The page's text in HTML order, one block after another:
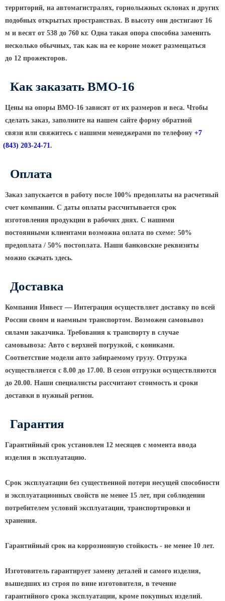
ОСФК Светофорные стойки
Складывающиеся опоры освещения
ОГКС Опоры граненые конические
складывающиеся
складывающиеся
ПФГ Опоры граненые
складывающиеся фланцевые
ТФГ Опора для контактной сети
Опоры граненые силовые
МОГК Молниеотводы гранёные
Высокомачтовые опоры
мобильной короной
Мачты связи
связи
ОДН Радиомачты. Опоры двойного
назначения
светильников
светильников
Кронштейны для прожекторов
ПАРКОВОЕ ОСВЕЩЕНИЕ
территорий, на автомагистралях, горнолыжных склонах и других
подобных открытых пространствах. В высоту они достигают 16
м и весят от 538 до 760 кг. Одна такая опора способна заменить
несколько обычных, так как на ее короне может размещаться
до 12 прожекторов.
Как заказать ВМО-16
Цены на опоры ВМО-16 зависят от их размеров и веса. Чтобы
сделать заказ, заполните на нашем сайте форму обратной
связи или свяжитесь с нашими менеджерами по телефону +7
(843) 203-24-71.
Оплата
Заказ запускается в работу после 100% предоплаты на расчетный
счет компании. С даты оплаты рассчитывается срок
изготовления продукции в рабочих днях. С нашими
постоянными клиентами возможна оплата по схеме: 50%
предоплата / 50% постоплата. Наши банковские реквизиты
можно скачать здесь.
Доставка
Компания Инвест — Интеграция осуществляет доставку по всей
России своим и наемным транспортом. Возможен самовывоз
силами заказчика. Требования к транспорту в случае
самовывоза: Авто с верхней погрузкой, с кониками.
Соответствие модели авто забираемому грузу. Отгрузка
осуществляется с 8.00 до 17.00. В сезон отгрузки осуществляются
до 20.00. Наши специалисты рассчитают стоимость и сроки
доставки в нужный регион.
Гарантия
Гарантийный срок установлен 12 месяцев с момента ввода
изделия в эксплуатацию.
Срок эксплуатации без существенной потери несущей способности
и эксплуатационных свойств не менее 15 лет, при соблюдении
потребителем условий эксплуатации, транспортировки и
хранения.
Гарантийный срок на коррозионную стойкость - не менее 10 лет.
Изготовитель гарантирует замену деталей и самого изделия,
вышедших из строя по вине изготовителя, в течение
гарантийного срока эксплуатации, кроме покупных изделий.